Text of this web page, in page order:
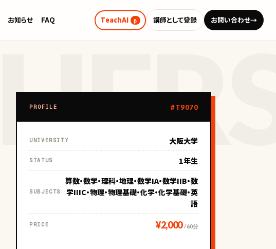
お知らせ FAQ TeachAI β 講師として登録 お問い合わせ→
PROFILE #T9070
UNIVERSITY 大阪大学
STATUS 1年生
SUBJECTS
算数・数学・理科・地理・数学IA・数学IIB・数
学IIIC・物理・物理基礎・化学・化学基礎・英
語
PRICE ¥2,000 / 60分